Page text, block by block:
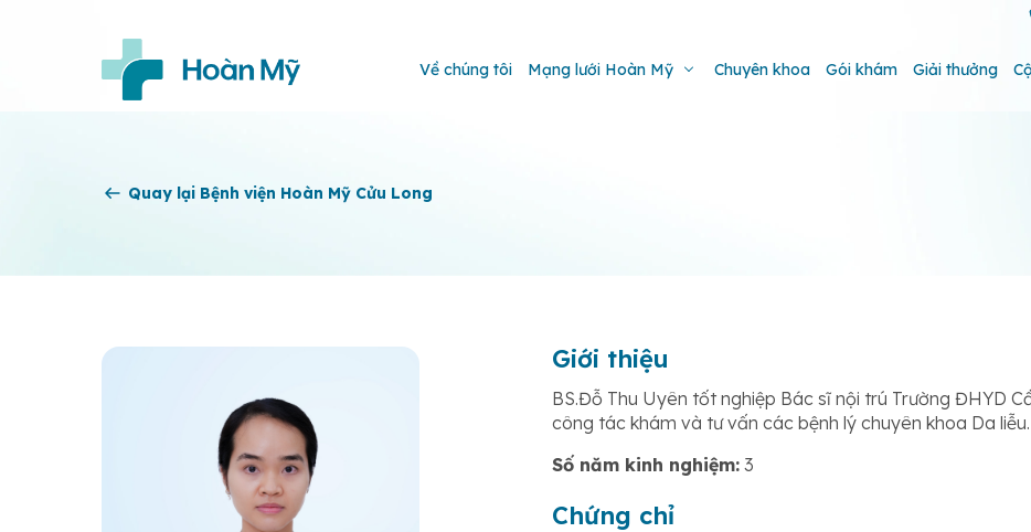
Về chúng tôi Mạng lưới Hoàn Mỹ Chuyên khoa Gói khám Giải thưởng
Quay lại Bệnh viện Hoàn Mỹ Cửu Long
Giới thiệu
BS.Đỗ Thu Uyên tốt nghiệp Bác sĩ nội trú Trường ĐHYD
công tác khám và tư vấn các bệnh lý chuyên khoa Da liễu.
Số năm kinh nghiệm: 3
Chứng chỉ